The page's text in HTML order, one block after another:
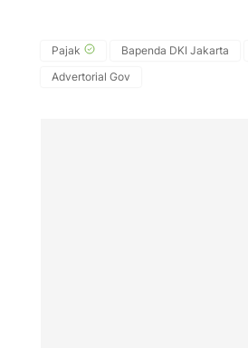
Pajak Bapenda DKI Jakarta
Advertorial Gov